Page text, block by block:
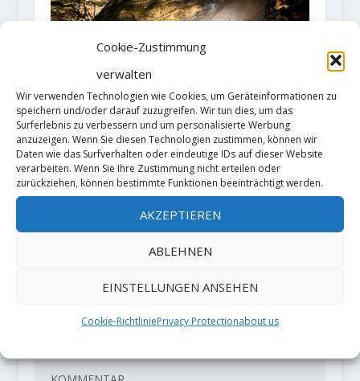
Cookie-Zustimmung
verwalten
Wir verwenden Technologien wie Cookies, um Geräteinformationen zu
speichern und/oder darauf zuzugreifen. Wir tun dies, um das
Surferlebnis zu verbessern und um personalisierte Werbung
anzuzeigen. Wenn Sie diesen Technologien zustimmen, können wir
Daten wie das Surfverhalten oder eindeutige IDs auf dieser Website
verarbeiten. Wenn Sie Ihre Zustimmung nicht erteilen oder
zurückziehen, können bestimmte Funktionen beeinträchtigt werden.
AKZEPTIEREN
ABLEHNEN
EINSTELLUNGEN ANSEHEN
Cookie-RichtliniePrivacy Protectionabout us
Tomoa Narasaki flashed 'Decided'
V14/8B+
2. Dezember 2019
Deine E-Mail-Adresse wird nicht
veröffentlicht. Erforderliche Felder
sind mit*markiert